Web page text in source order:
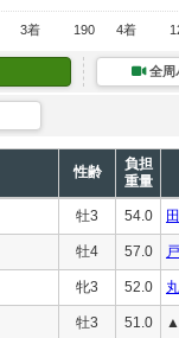
3着 190 4着
全周
性齢
負担
重量
牡3 54.0
牡4 57.0
牝3 52.0
牡3 51.0 ▲